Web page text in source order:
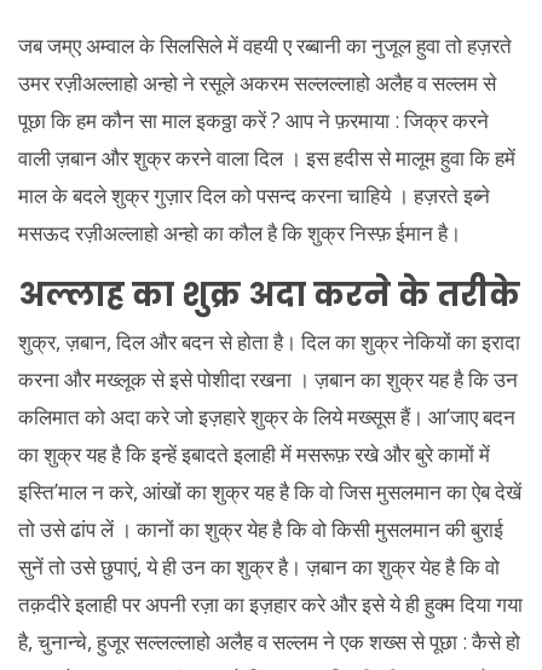
जब जम्ए अम्वाल के सिलसिले में वहयी ए रब्बानी का नुजूल हुवा तो हज़रते
उमर रज़ीअल्लाहो अन्हो ने रसूले अकरम सल्लल्लाहो अलैह व सल्लम से
पूछा कि हम कौन सा माल इकठ्ठा करें ? आप ने फ़रमाया : जिक्र करने
वाली ज़बान और शुक्र करने वाला दिल । इस हदीस से मालूम हुवा कि हमें
माल के बदले शुक्र गुज़ार दिल को पसन्द करना चाहिये । हज़रते इब्ने
मसऊद रज़ीअल्लाहो अन्हो का कौल है कि शुक्र निस्फ़ ईमान है।
अल्लाह का शुक्र अदा करने के तरीके
शुक्र, ज़बान, दिल और बदन से होता है। दिल का शुक्र नेकियों का इरादा
करना और मख्लूक से इसे पोशीदा रखना । ज़बान का शुक्र यह है कि उन
कलिमात को अदा करे जो इज़हारे शुक्र के लिये मख्सूस हैं। आ’जाए बदन
का शुक्र यह है कि इन्हें इबादते इलाही में मसरूफ़ रखे और बुरे कामों में
इस्ति’माल न करे, आंखों का शुक्र यह है कि वो जिस मुसलमान का ऐब देखें
तो उसे ढांप लें । कानों का शुक्र येह है कि वो किसी मुसलमान की बुराई
सुनें तो उसे छुपाएं, ये ही उन का शुक्र है। ज़बान का शुक्र येह है कि वो
तक़दीरे इलाही पर अपनी रज़ा का इज़हार करे और इसे ये ही हुक्म दिया गया
है, चुनान्चे, हुजूर सल्लल्लाहो अलैह व सल्लम ने एक शख्स से पूछा : कैसे हो